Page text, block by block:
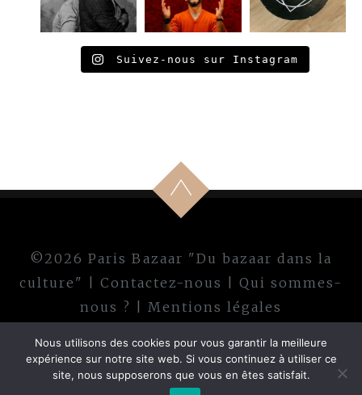
Suivez-nous sur Instagram
©2026 Paris Bazaar "Du bazaar dans la
culture" | Contactez-nous
Qui sommes-
nous ?
Mentions légales
Nous utilisons des cookies pour vous garantir la meilleure
expérience sur notre site web. Si vous continuez à utiliser ce
site, nous supposerons que vous en êtes satisfait.